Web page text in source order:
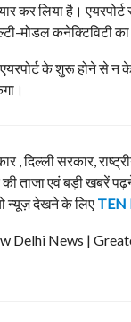
कर लिया है।
मोडल कनेक्टिविटी का
के शुरू होने से न
, दिल्ली सरकार,
की ताजा एवं बड़ी खबरें
न्यूज़ देखने के लिए TEN
Delhi News |